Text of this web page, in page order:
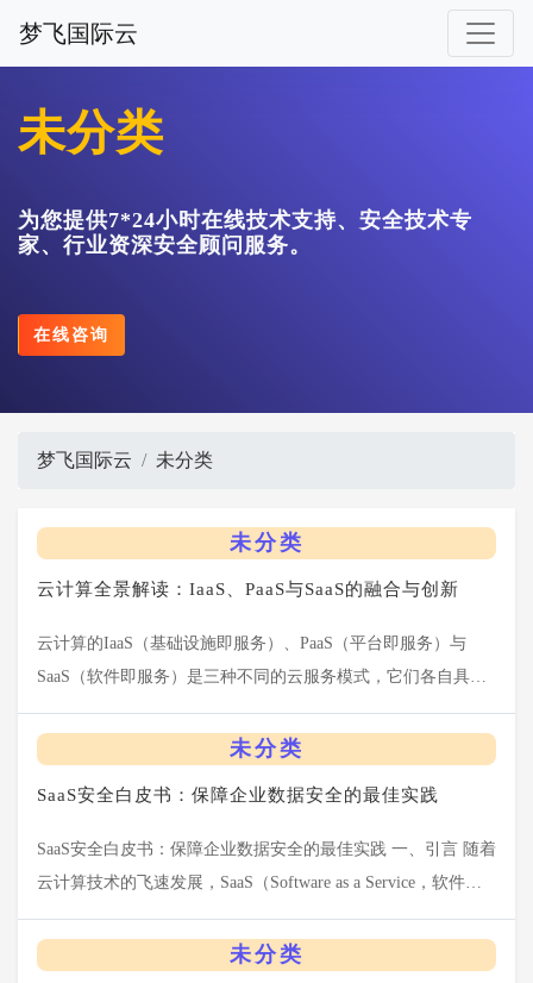
梦飞国际云
未分类
为您提供7*24小时在线技术支持、安全技术专
家、行业资深安全顾问服务。
在线咨询
梦飞国际云 未分类
未分类
云计算全景解读：IaaS、PaaS与SaaS的融合与创新
云计算的IaaS（基础设施即服务）、PaaS（平台即服务）与
SaaS（软件即服务）是三种不同的云服务模式，它们各自具有
独特的特点和优势，且在不断融合与创新中推动着云计算技术
的发展。以下是对这三种服务模...
未分类
SaaS安全白皮书：保障企业数据安全的最佳实践
SaaS安全白皮书：保障企业数据安全的最佳实践 一、引言 随着
云计算技术的飞速发展，SaaS（Software as a Service，软件即
服务）模式已成为企业数字化转型的重要驱动力。然而，在享
受...
未分类